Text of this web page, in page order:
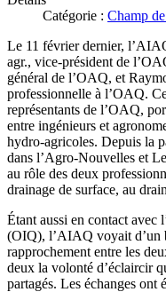
Catégorie : Champ
Le 11 février dernier,
agr., vice-président de
général de l’OAQ, et
professionnelle à l’OAQ.
représentants de l’OAQ,
entre ingénieurs et
hydro-agricoles. Depuis la
dans l’Agro-Nouvelles et
au rôle des deux
drainage de surface, au
Étant aussi en contact avec
(OIQ), l’AIAQ voyait d’un
rapprochement entre les
deux la volonté d’éclaircir
partagés. Les échanges ont